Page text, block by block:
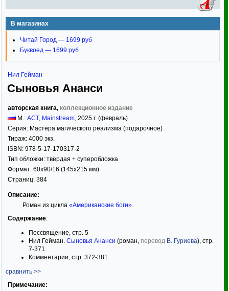
В магазинах
Читай Город — 1699 руб
Буквоед — 1699 руб
Нил Гейман
Сыновья Ананси
авторская книга, коллекционное издание
М.: АСТ, Mainstream, 2025 г. (февраль)
Серия: Мастера магического реализма (подарочное)
Тираж: 4000 экз.
ISBN: 978-5-17-170317-2
Тип обложки: твёрдая + суперобложка
Формат: 60x90/16 (145x215 мм)
Страниц: 384
Описание:
Роман из цикла «Американские боги».
Содержание:
Поссвящение, стр. 5
Нил Гейман. Сыновья Ананси (роман, перевод В. Гуриева), стр.
7-371
Комментарии, стр. 372-381
сравнить >>
Примечание: